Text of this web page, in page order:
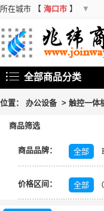
所在城市 【 海口市 】 ▼
全部商品分类
位置： 办公设备> 触控一体
商品筛选
商品品牌： 全部
富士施
飞利浦/
理光/
价格区间： 全部